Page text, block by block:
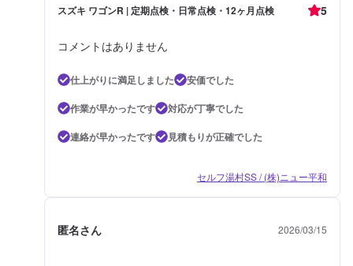
スズキ ワゴンR | 定期点検・日常点検・12ヶ月点検 5
コメントはありません
仕上がりに満足しました
安価でした
作業が早かったです
対応が丁寧でした
連絡が早かったです
見積もりが正確でした
セルフ湯村SS / (株)ニュー平和
匿名さん 2026/03/15